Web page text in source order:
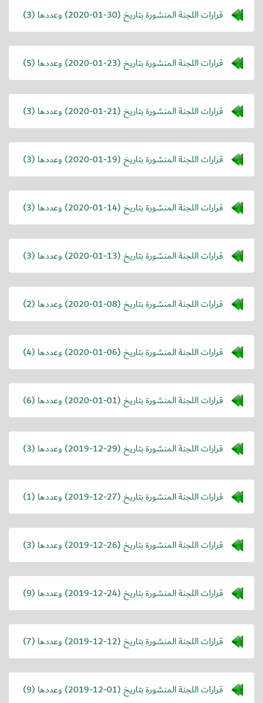
قرارات اللجنة المنشورة بتاريخ (2020-01-30) وعددها (3)
قرارات اللجنة المنشورة بتاريخ (2020-01-23) وعددها (5)
قرارات اللجنة المنشورة بتاريخ (2020-01-21) وعددها (3)
قرارات اللجنة المنشورة بتاريخ (2020-01-19) وعددها (3)
قرارات اللجنة المنشورة بتاريخ (2020-01-14) وعددها (3)
قرارات اللجنة المنشورة بتاريخ (2020-01-13) وعددها (3)
قرارات اللجنة المنشورة بتاريخ (2020-01-08) وعددها (2)
قرارات اللجنة المنشورة بتاريخ (2020-01-06) وعددها (4)
قرارات اللجنة المنشورة بتاريخ (2020-01-01) وعددها (6)
قرارات اللجنة المنشورة بتاريخ (2019-12-29) وعددها (3)
قرارات اللجنة المنشورة بتاريخ (2019-12-27) وعددها (1)
قرارات اللجنة المنشورة بتاريخ (2019-12-26) وعددها (3)
قرارات اللجنة المنشورة بتاريخ (2019-12-24) وعددها (9)
قرارات اللجنة المنشورة بتاريخ (2019-12-12) وعددها (7)
قرارات اللجنة المنشورة بتاريخ (2019-12-01) وعددها (9)